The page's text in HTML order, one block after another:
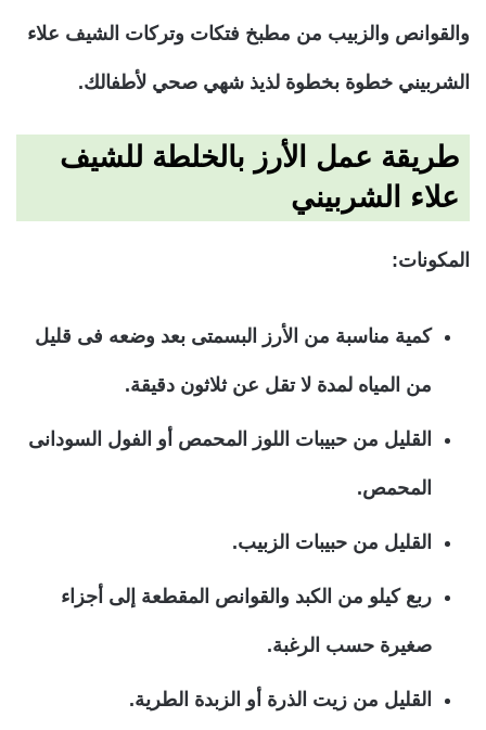
والقوانص والزبيب من مطبخ فتكات وتركات الشيف علاء
الشربيني خطوة بخطوة لذيذ شهي صحي لأطفالك.
طريقة عمل الأرز بالخلطة للشيف
علاء الشربيني
المكونات:
كمية مناسبة من الأرز البسمتى بعد وضعه فى قليل
من المياه لمدة لا تقل عن ثلاثون دقيقة.
القليل من حبيبات اللوز المحمص أو الفول السودانى
المحمص.
القليل من حبيبات الزبيب.
ربع كيلو من الكبد والقوانص المقطعة إلى أجزاء
صغيرة حسب الرغبة.
القليل من زيت الذرة أو الزبدة الطرية.